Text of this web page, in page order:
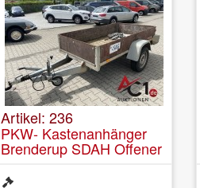
Artikel: 236
PKW- Kastenanhänger
Brenderup SDAH Offener